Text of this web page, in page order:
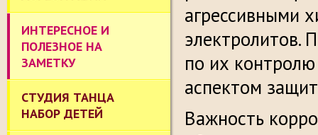
ИНТЕРЕСНОЕ И
ПОЛЕЗНОЕ НА
ЗАМЕТКУ
СТУДИЯ ТАНЦА
НАБОР ДЕТЕЙ
агрессивными
электролитов.
по их
аспектом
Важность